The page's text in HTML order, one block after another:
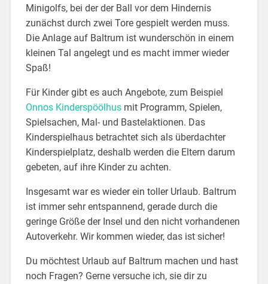
Minigolfs, bei der der Ball vor dem Hindernis
zunächst durch zwei Tore gespielt werden muss.
Die Anlage auf Baltrum ist wunderschön in einem
kleinen Tal angelegt und es macht immer wieder
Spaß!
Für Kinder gibt es auch Angebote, zum Beispiel
Onnos Kinderspöölhusmit Programm, Spielen,
Spielsachen, Mal- und Bastelaktionen. Das
Kinderspielhaus betrachtet sich als überdachter
Kinderspielplatz, deshalb werden die Eltern darum
gebeten, auf ihre Kinder zu achten.
Insgesamt war es wieder ein toller Urlaub. Baltrum
ist immer sehr entspannend, gerade durch die
geringe Größe der Insel und den nicht vorhandenen
Autoverkehr. Wir kommen wieder, das ist sicher!
Du möchtest Urlaub auf Baltrum machen und hast
noch Fragen? Gerne versuche ich, sie dir zu